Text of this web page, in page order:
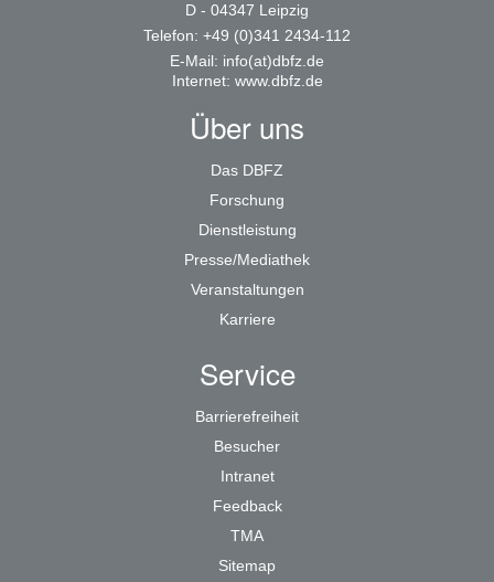
D - 04347 Leipzig
Telefon: +49 (0)341 2434-112
E-Mail: info(at)dbfz.de
Internet: www.dbfz.de
Über uns
Das DBFZ
Forschung
Dienstleistung
Presse/Mediathek
Veranstaltungen
Karriere
Service
Barrierefreiheit
Besucher
Intranet
Feedback
TMA
Sitemap